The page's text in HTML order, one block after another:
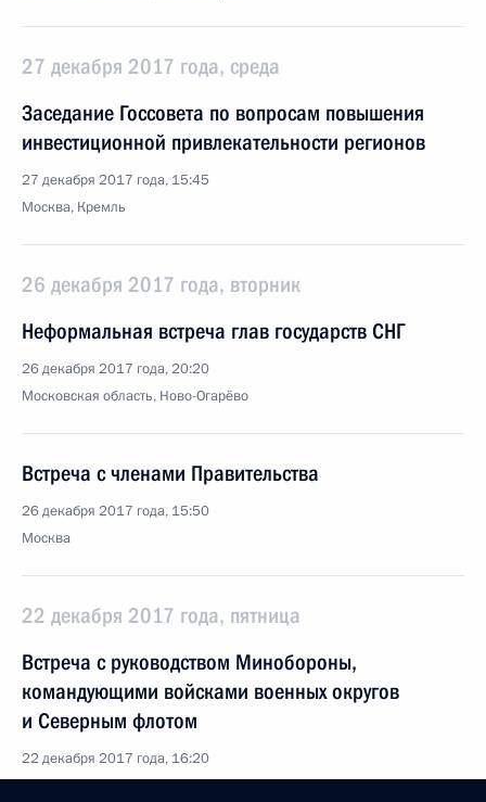
27 декабря 2017 года, среда
Заседание Госсовета по вопросам повышения
инвестиционной привлекательности регионов
27 декабря 2017 года, 15:45
Москва, Кремль
26 декабря 2017 года, вторник
Неформальная встреча глав государств СНГ
26 декабря 2017 года, 20:20
Московская область, Ново-Огарёво
Встреча с членами Правительства
26 декабря 2017 года, 15:50
Москва
22 декабря 2017 года, пятница
Встреча с руководством Минобороны,
командующими войсками военных округов
и Северным флотом
22 декабря 2017 года, 16:20
Московская область, Балашиха